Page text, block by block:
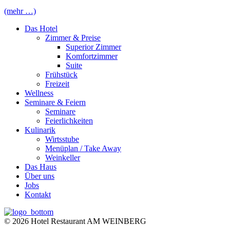
(mehr …)
Das Hotel
Zimmer & Preise
Superior Zimmer
Komfortzimmer
Suite
Frühstück
Freizeit
Wellness
Seminare & Feiern
Seminare
Feierlichkeiten
Kulinarik
Wirtsstube
Menüplan / Take Away
Weinkeller
Das Haus
Über uns
Jobs
Kontakt
© 2026 Hotel Restaurant AM WEINBERG